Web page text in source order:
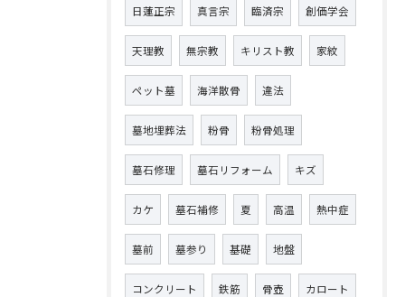
日蓮正宗 真言宗 臨済宗 創価学会
天理教 無宗教 キリスト教 家紋
ペット墓 海洋散骨 違法
墓地埋葬法 粉骨 粉骨処理
墓石修理 墓石リフォーム キズ
カケ 墓石補修 夏 高温 熱中症
墓前 墓参り 基礎 地盤
コンクリート 鉄筋 骨壺 カロート